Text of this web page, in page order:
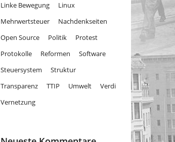
Linke Bewegung
Linux
Mehrwertsteuer
Nachdenkseiten
Open Source
Politik
Protest
Protokolle
Reformen
Software
Steuersystem
Struktur
Transparenz
TTIP Umwelt
Verdi
Vernetzung